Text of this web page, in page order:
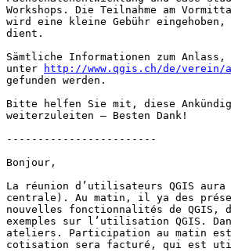
Workshops. Die Teilnahme am
wird eine kleine Gebühr
dient.
Sämtliche Informationen zum Anlass,
unter
http://www.qgis.ch/de/verein/
gefunden werden.
Bitte helfen Sie mit, diese
weiterzuleiten – Besten Dank!
------------------------
Bonjour,
La réunion d’utilisateurs QGIS
centrale). Au matin, il ya des
nouvelles fonctionnalités de QGIS,
exemples sur l’utilisation QGIS.
ateliers. Participation au matin
cotisation sera facturé, qui est